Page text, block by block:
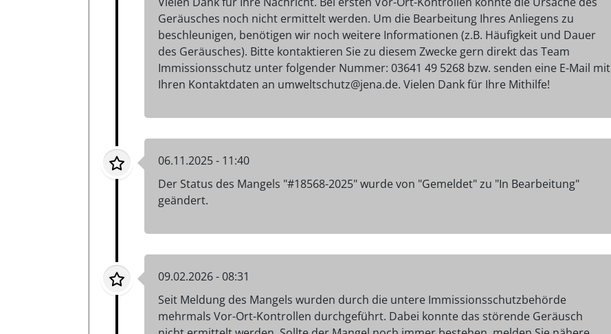
Geräusches noch nicht ermittelt werden. Um die Bearbeitung Ihres Anliegens zu
beschleunigen, benötigen wir noch weitere Informationen (z.B. Häufigkeit und Dauer
des Geräusches). Bitte kontaktieren Sie zu diesem Zwecke gern direkt das Team
Immissionsschutz unter folgender Nummer: 03641 49 5268 bzw. senden eine E-Mail mit
Ihren Kontaktdaten an umweltschutz@jena.de. Vielen Dank für Ihre Mithilfe!
06.11.2025 - 11:40
Der Status des Mangels "#18568-2025" wurde von "Gemeldet" zu "In Bearbeitung"
geändert.
09.02.2026 - 08:31
Seit Meldung des Mangels wurden durch die untere Immissionsschutzbehörde
mehrmals Vor-Ort-Kontrollen durchgeführt. Dabei konnte das störende Geräusch